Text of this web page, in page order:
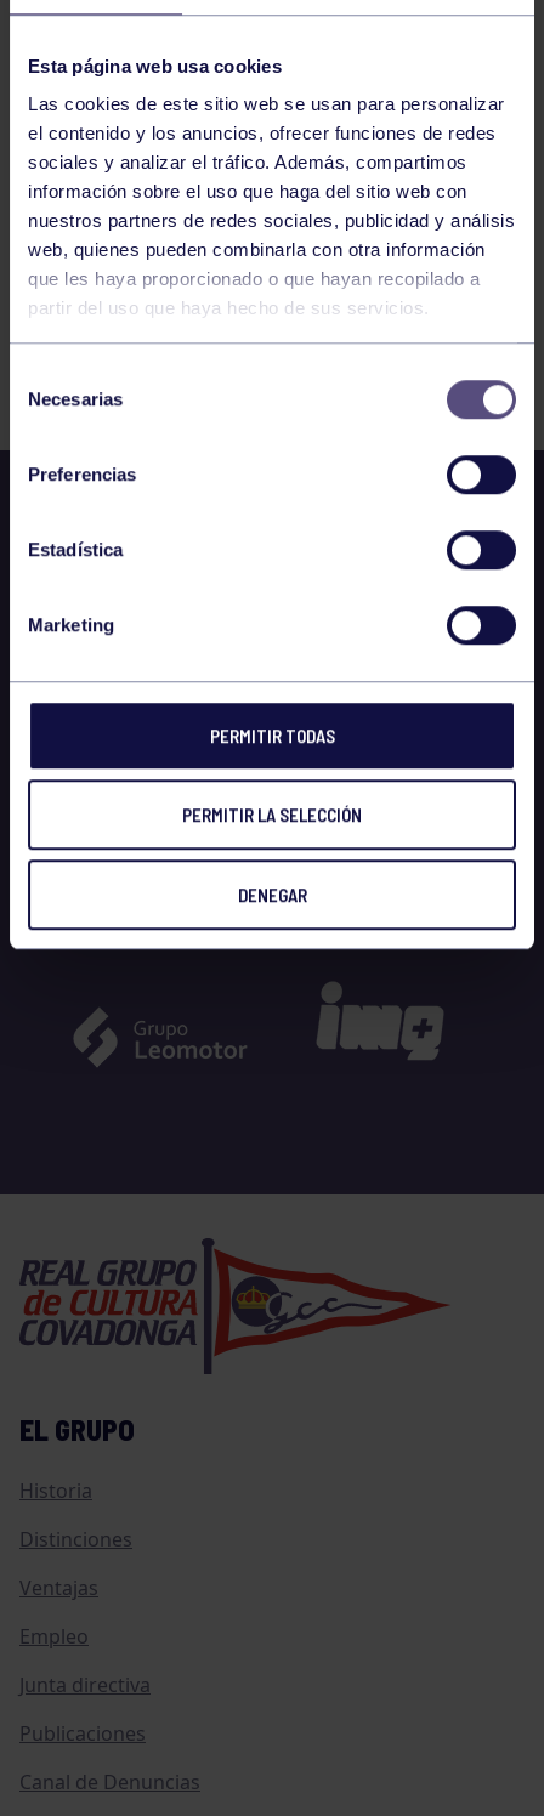
Esta página web usa cookies
Las cookies de este sitio web se usan para personalizar
el contenido y los anuncios, ofrecer funciones de redes
sociales y analizar el tráfico. Además, compartimos
información sobre el uso que haga del sitio web con
nuestros partners de redes sociales, publicidad y análisis
web, quienes pueden combinarla con otra información
que les haya proporcionado o que hayan recopilado a
partir del uso que haya hecho de sus servicios.
Necesarias
Preferencias
Estadística
Marketing
PERMITIR TODAS
PERMITIR LA SELECCIÓN
DENEGAR
BALONCESTO
CADETE B FEM.: RGCC – PUMARÍN
1077 1078 1079 1080 1081
1082
1083
EL GRUPO
Historia
Distinciones
Ventajas
Empleo
Junta directiva
Publicaciones
Canal de Denuncias